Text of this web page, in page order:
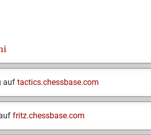
auf tactics.chessbase.com
fritz.chessbase.com